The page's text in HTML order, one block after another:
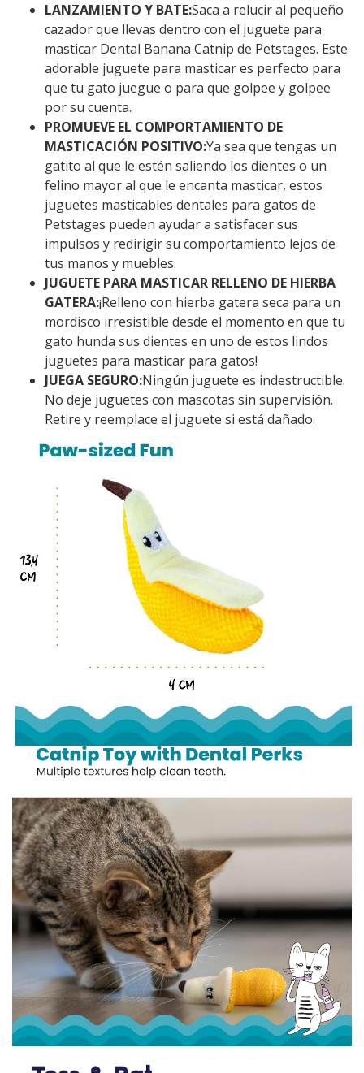
LANZAMIENTO Y BATE:Saca a relucir al pequeño
cazador que llevas dentro con el juguete para
masticar Dental Banana Catnip de Petstages. Este
adorable juguete para masticar es perfecto para
que tu gato juegue o para que golpee y golpee
por su cuenta.
PROMUEVE EL COMPORTAMIENTO DE
MASTICACIÓN POSITIVO:Ya sea que tengas un
gatito al que le estén saliendo los dientes o un
felino mayor al que le encanta masticar, estos
juguetes masticables dentales para gatos de
Petstages pueden ayudar a satisfacer sus
impulsos y redirigir su comportamiento lejos de
tus manos y muebles.
JUGUETE PARA MASTICAR RELLENO DE HIERBA
GATERA:¡Relleno con hierba gatera seca para un
mordisco irresistible desde el momento en que tu
gato hunda sus dientes en uno de estos lindos
juguetes para masticar para gatos!
JUEGA SEGURO:Ningún juguete es indestructible.
No deje juguetes con mascotas sin supervisión.
Retire y reemplace el juguete si está dañado.